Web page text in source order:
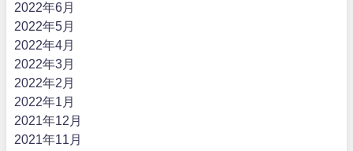
2022年6月
2022年5月
2022年4月
2022年3月
2022年2月
2022年1月
2021年12月
2021年11月